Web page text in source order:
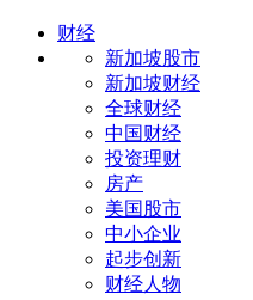
财经
新加坡股市
新加坡财经
全球财经
中国财经
投资理财
房产
美国股市
中小企业
起步创新
财经人物